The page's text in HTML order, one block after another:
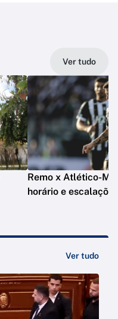
Ver tudo
Remo x Atlético-
horário e escalações
Ver tudo